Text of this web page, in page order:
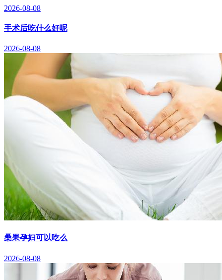
2026-08-08
手术后吃什么好呢
2026-08-08
桑果孕妇可以吃么
2026-08-08